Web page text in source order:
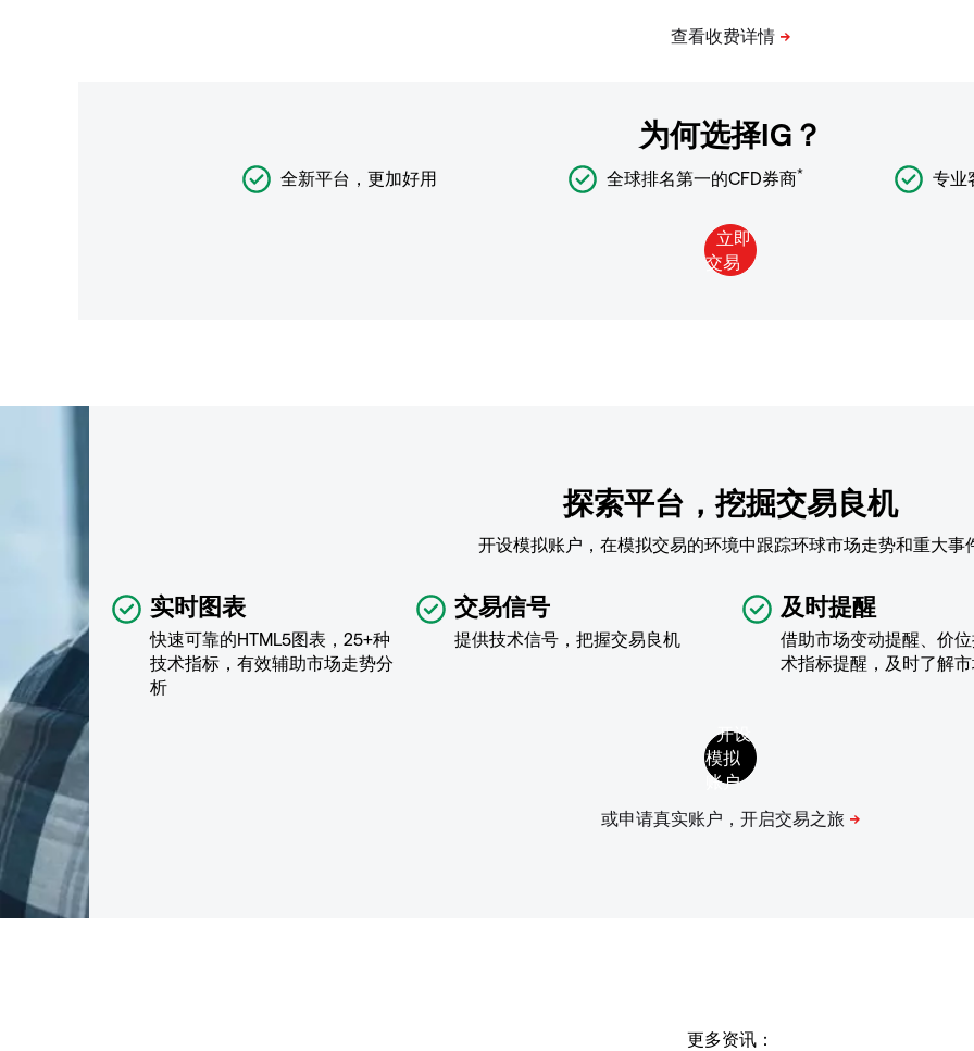
为何选择IG？
全新平台，更加好用 全球排名第一的CFD券商* 专业
探索平台，挖掘交易良机
开设模拟账户，在模拟交易的环境中跟踪环球市场走势和重大事
实时图表
快速可靠的HTML5图表，25+种
技术指标，有效辅助市场走势分
析
交易信号
提供技术信号，把握交易良机
及时提醒
借助市场变动提醒、价
术指标提醒，及时了解
更多资讯：